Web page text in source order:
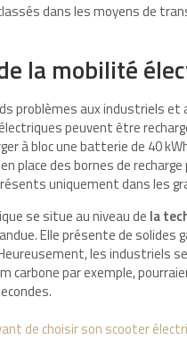
dans les moyens de
la mobilité
problèmes aux industriels et
peuvent être
à bloc une batterie de 40
place des bornes de
uniquement dans les
se situe au niveau de la
Elle présente de
les industriels
carbone par exemple,
de choisir son scooter